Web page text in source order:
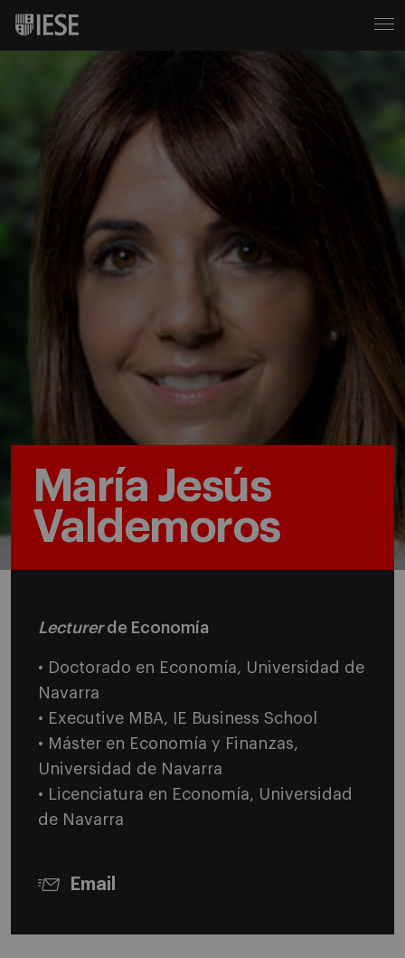
María Jesús
Valdemoros
Lecturerde Economía
• Doctorado en Economía, Universidad de
Navarra
• Executive MBA, IE Business School
• Máster en Economía y Finanzas,
Universidad de Navarra
• Licenciatura en Economía, Universidad
de Navarra
Email